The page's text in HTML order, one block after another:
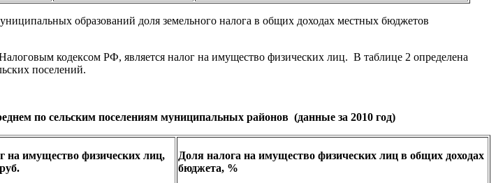
образований доля земельного налога в общих доходах местных бюджетов
кодексом РФ, является налог на имущество физических лиц. В таблице 2 определена
поселений.
по сельским поселениям муниципальных районов (данные за 2010 год)
на имущество физических лиц,
Доля налога на имущество физических лиц в общих доходах
бюджета, %